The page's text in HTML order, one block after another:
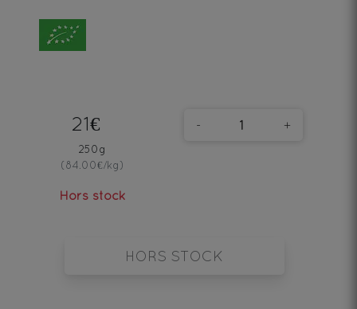
21€
250g
(84.00€/kg)
Hors stock
- +
HORS STOCK